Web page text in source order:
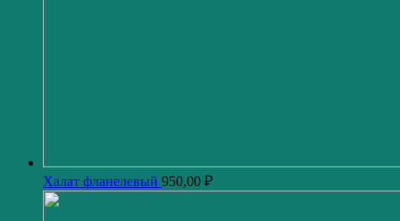
Халат фланелевый 950,00 ₽